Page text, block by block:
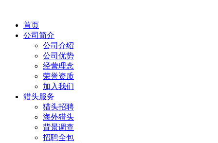
首页
公司简介
公司介绍
公司优势
经营理念
荣誉资质
加入我们
猎头服务
猎头招聘
海外猎头
背景调查
招聘全包